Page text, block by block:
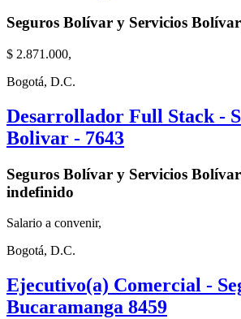
Seguros Bolívar y Servicios
$ 2.871.000,
Bogotá, D.C.
Desarrollador Full Stack -
Bolivar - 7643
Seguros Bolívar y Servicios
indefinido
Salario a convenir,
Bogotá, D.C.
Ejecutivo(a) Comercial -
Bucaramanga 8459